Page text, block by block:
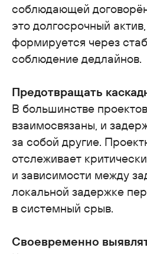
соблюдающей
это долгосрочный
формируется через
соблюдение дедлайнов.
Предотвращать
В большинстве
взаимосвязаны, и
за собой другие.
отслеживает
и зависимости между
локальной задержке
в системный срыв.
Своевременно